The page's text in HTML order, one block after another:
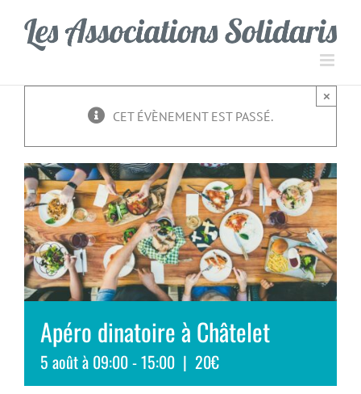
contenu
CET ÉVÈNEMENT EST PASSÉ.
×
Apéro dinatoire à Châtelet
5 août à 09:00-15:00 | 20€